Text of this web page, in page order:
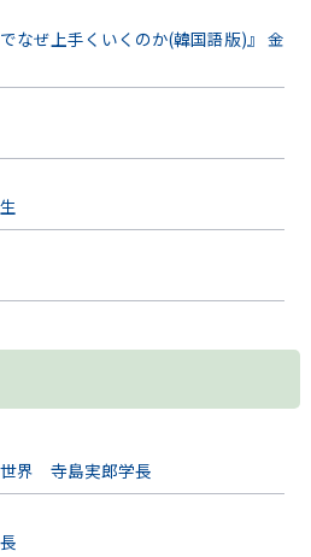
なぜ上手くいくのか(韓国語版)』 金
世界 寺島実郎学長